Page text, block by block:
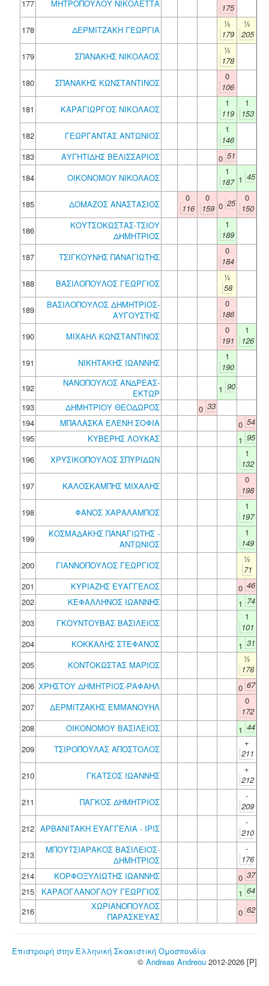
177
ΜΗΤΡΟΠΟΥΛΟΥ ΝΙΚΟΛΕΤΤΑ
175
178
ΔΕΡΜΙΤΖΑΚΗ ΓΕΩΡΓΙΑ
½
179
½
205
179
ΣΠΑΝΑΚΗΣ ΝΙΚΟΛΑΟΣ
½
178
180
ΣΠΑΝΑΚΗΣ ΚΩΝΣΤΑΝΤΙΝΟΣ
0
106
181
ΚΑΡΑΓΙΩΡΓΟΣ ΝΙΚΟΛΑΟΣ
1
119
1
153
182
ΓΕΩΡΓΑΝΤΑΣ ΑΝΤΩΝΙΟΣ
1
146
183
ΑΥΓΗΤΙΔΗΣ ΒΕΛΙΣΣΑΡΙΟΣ 0 51
184
ΟΙΚΟΝΟΜΟΥ ΝΙΚΟΛΑΟΣ
1
187 1 45
185 ΔΟΜΑΖΟΣ ΑΝΑΣΤΑΣΙΟΣ
0
116
0
159 0 25
0
150
186
ΚΟΥΤΣΟΚΩΣΤΑΣ-ΤΣΙΟΥ
ΔΗΜΗΤΡΙΟΣ
1
189
187
ΤΣΙΓΚΟΥΝΗΣ ΠΑΝΑΓΙΩΤΗΣ
0
184
188
ΒΑΣΙΛΟΠΟΥΛΟΣ ΓΕΩΡΓΙΟΣ
½
58
189
ΒΑΣΙΛΟΠΟΥΛΟΣ ΔΗΜΗΤΡΙΟΣ-
ΑΥΓΟΥΣΤΗΣ
0
186
190
ΜΙΧΑΗΛ ΚΩΝΣΤΑΝΤΙΝΟΣ
0
191
1
126
191
ΝΙΚΗΤΑΚΗΣ ΙΩΑΝΝΗΣ
1
190
192
ΝΑΝΟΠΟΥΛΟΣ ΑΝΔΡΕΑΣ-
ΕΚΤΩΡ
1 90
193
ΔΗΜΗΤΡΙΟΥ ΘΕΟΔΩΡΟΣ 0 33
194
ΜΠΑΛΑΣΚΑ ΕΛΕΝΗ ΣΟΦΙΑ 0 54
195
ΚΥΒΕΡΗΣ ΛΟΥΚΑΣ 1 95
196
ΧΡΥΣΙΚΟΠΟΥΛΟΣ ΣΠΥΡΙΔΩΝ
1
132
197
ΚΑΛΟΣΚΑΜΠΗΣ ΜΙΧΑΛΗΣ
0
198
198
ΦΑΝΟΣ ΧΑΡΑΛΑΜΠΟΣ
1
197
199
ΚΟΣΜΑΔΑΚΗΣ ΠΑΝΑΓΙΩΤΗΣ -
ΑΝΤΩΝΙΟΣ
1
149
200
ΓΙΑΝΝΟΠΟΥΛΟΣ ΓΕΩΡΓΙΟΣ
½
71
201
ΚΥΡΙΑΖΗΣ ΕΥΑΓΓΕΛΟΣ 0 46
202
ΚΕΦΑΛΛΗΝΟΣ ΙΩΑΝΝΗΣ 1 74
203
ΓΚΟΥΝΤΟΥΒΑΣ ΒΑΣΙΛΕΙΟΣ
1
101
204
ΚΟΚΚΑΛΗΣ ΣΤΕΦΑΝΟΣ 1 31
205
ΚΟΝΤΟΚΩΣΤΑΣ ΜΑΡΙΟΣ
½
178
206 ΧΡΗΣΤΟΥ ΔΗΜΗΤΡΙΟΣ-ΡΑΦΑΗΛ 0 67
207
ΔΕΡΜΙΤΖΑΚΗΣ ΕΜΜΑΝΟΥΗΛ
0
172
208
ΟΙΚΟΝΟΜΟΥ ΒΑΣΙΛΕΙΟΣ 1 44
209
ΤΣΙΡΟΠΟΥΛΑΣ ΑΠΟΣΤΟΛΟΣ
+
211
210
ΓΚΑΤΣΟΣ ΙΩΑΝΝΗΣ
+
212
211
ΠΑΓΚΟΣ ΔΗΜΗΤΡΙΟΣ
-
209
212 ΑΡΒΑΝΙΤΑΚΗ ΕΥΑΓΓΕΛΙΑ - ΙΡΙΣ
-
210
213
ΜΠΟΥΤΣΙΑΡΑΚΟΣ ΒΑΣΙΛΕΙΟΣ-
ΔΗΜΗΤΡΙΟΣ
-
176
214
ΚΟΡΦΟΞΥΛΙΩΤΗΣ ΙΩΑΝΝΗΣ 0 37
215
ΚΑΡΑΟΓΛΑΝΟΓΛΟΥ ΓΕΩΡΓΙΟΣ 1 64
216
ΧΩΡΙΑΝΟΠΟΥΛΟΣ
ΠΑΡΑΣΚΕΥΑΣ
0 62
Επιστροφή στην Ελληνική Σκακιστική Ομοσπονδία
© Andreas Andreou 2012-2026 [P]